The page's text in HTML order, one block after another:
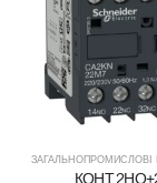
ЗАГАЛЬНОПРОМИСЛОВІ